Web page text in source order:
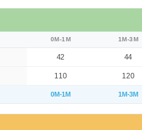
0M-1M 1M-3M
42 44
110 120
0M-1M 1M-3M